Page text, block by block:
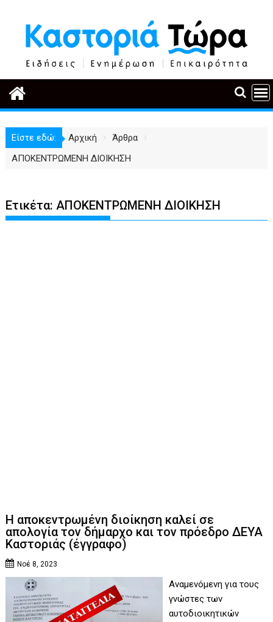
περιεχόμενο
Είστε εδώ: Αρχική
Άρθρα
ΑΠΟΚΕΝΤΡΩΜΕΝΗ ΔΙΟΙΚΗΣΗ
Ετικέτα:ΑΠΟΚΕΝΤΡΩΜΕΝΗ ΔΙΟΙΚΗΣΗ
Η αποκεντρωμένη διοίκηση καλεί σε
απολογία τον δήμαρχο και τον πρόεδρο ΔΕΥΑ
Καστοριάς (έγγραφο)
Νοέ 8, 2023
Αναμενόμενη για τους
γνώστες των
αυτοδιοικητικών